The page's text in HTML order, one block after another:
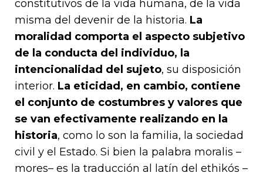
constitutivos de la vida humana, de la vida
misma del devenir de la historia. La
moralidad comporta el aspecto subjetivo
de la conducta del individuo, la
intencionalidad del sujeto, su disposición
interior. La eticidad, en cambio, contiene
el conjunto de costumbres y valores que
se van efectivamente realizando en la
historia, como lo son la familia, la sociedad
civil y el Estado. Si bien la palabra moralis –
mores– es la traducción al latín del ethikós –